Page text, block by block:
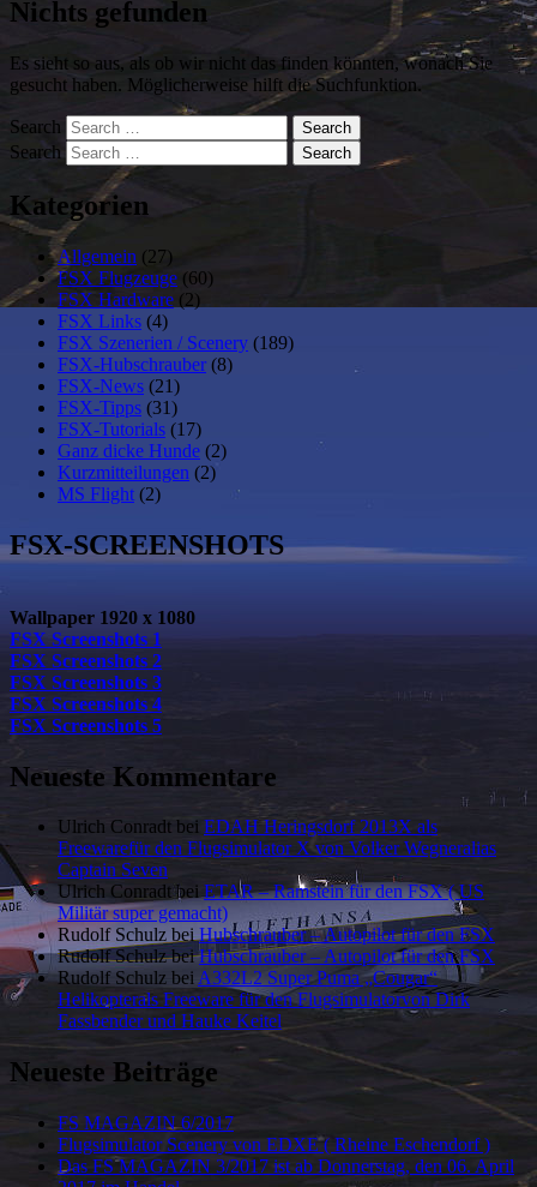
Nichts gefunden
Es sieht so aus, als ob wir nicht das finden könnten, wonach Sie
gesucht haben. Möglicherweise hilft die Suchfunktion.
Search
Search
Kategorien
Allgemein (27)
FSX Flugzeuge (60)
FSX Hardware (2)
FSX Links (4)
FSX Szenerien / Scenery (189)
FSX-Hubschrauber (8)
FSX-News (21)
FSX-Tipps (31)
FSX-Tutorials (17)
Ganz dicke Hunde (2)
Kurzmitteilungen (2)
MS Flight (2)
FSX-SCREENSHOTS
Wallpaper 1920 x 1080
FSX Screenshots 1
FSX Screenshots 2
FSX Screenshots 3
FSX Screenshots 4
FSX Screenshots 5
Neueste Kommentare
Ulrich Conradt bei EDAH Heringsdorf 2013X als
Freewarefür den Flugsimulator X von Volker Wegneralias
Captain Seven
Ulrich ConradtbeiETAR – Ramstein für den FSX ( US
Militär super gemacht)
Rudolf Schulz beiHubschrauber – Autopilot für den FSX
Rudolf SchulzbeiHubschrauber – Autopilot für den FSX
Rudolf Schulz beiA332L2 Super Puma „Cougar“
Helikopterals Freeware für den Flugsimulatorvon Dirk
Fassbender und Hauke Keitel
Neueste Beiträge
FS MAGAZIN 6/2017
Flugsimulator Scenery von EDXE ( Rheine Eschendorf )
Das FS MAGAZIN 3/2017 ist ab Donnerstag, den 06. April